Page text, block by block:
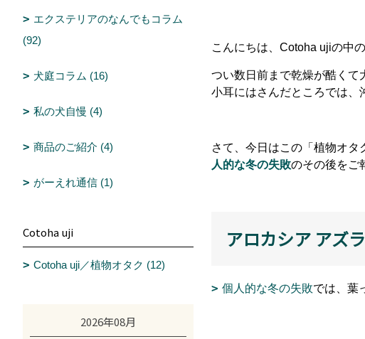
こんにちは、Cotoha ujiの中の
つい数日前まで乾燥が酷くて
小耳にはさんだところでは、
さて、今日はこの「植物オ
人的な冬の失敗のその後をご
アロカシア アズ
個人的な冬の失敗では、葉
エクステリアのなんでもコラム
(92)
犬庭コラム (16)
私の犬自慢 (4)
商品のご紹介 (4)
がーえれ通信 (1)
Cotoha uji
Cotoha uji／植物オタク (12)
2026年08月